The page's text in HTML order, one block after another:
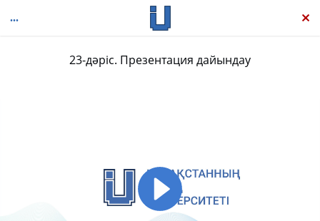
23-дәріс. Презентация дайындау